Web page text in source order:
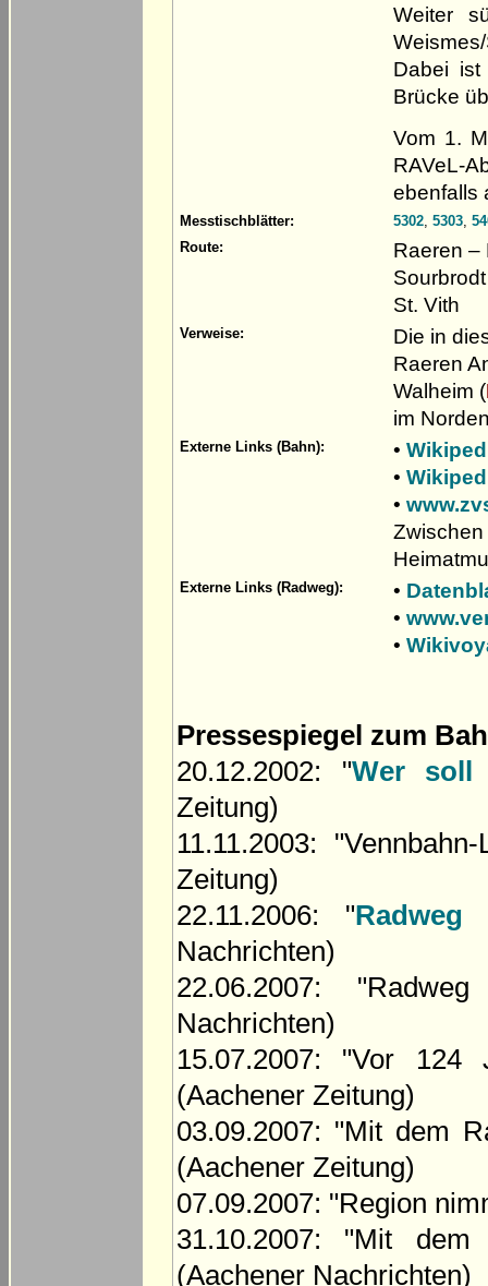
Weiter
Dabei
Brücke
Vom 1.
RAVeL-
ebenfalls
Messtischblätter: 5302, 5303,
Route:
Raeren –
St. Vith
Verweise:
Die in
Raeren
Walheim (
im
Externe Links (Bahn): •
•
•
Zwischen
Externe Links (Radweg): •
•
•
Pressespiegel zum
20.12.2002: "Wer soll
Zeitung)
11.11.2003:
Zeitung)
22.11.2006: "
Nachrichten)
22.06.2007:
Nachrichten)
15.07.2007: "Vor 124
(Aachener Zeitung)
03.09.2007: "Mit dem
(Aachener Zeitung)
07.09.2007: "Region
31.10.2007: "Mit
(Aachener Nachrichten)